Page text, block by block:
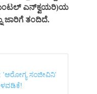
ಎನ್‌ಕ್ವಯರಿ)ಯ
ಜಾರಿಗೆ ತಂದಿದೆ.
'ಆರೋಗ್ಯ ಸಂಜೀವಿನಿ'